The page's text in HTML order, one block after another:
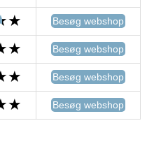
Besøg webshop
Besøg webshop
Besøg webshop
Besøg webshop